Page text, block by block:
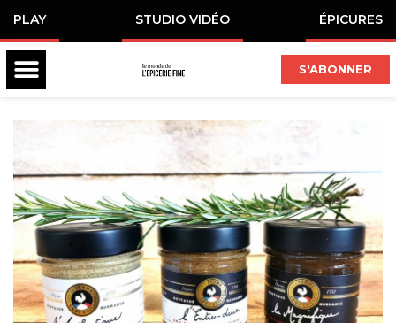
PLAY STUDIO VIDÉO ÉPICURES
S'ABONNER